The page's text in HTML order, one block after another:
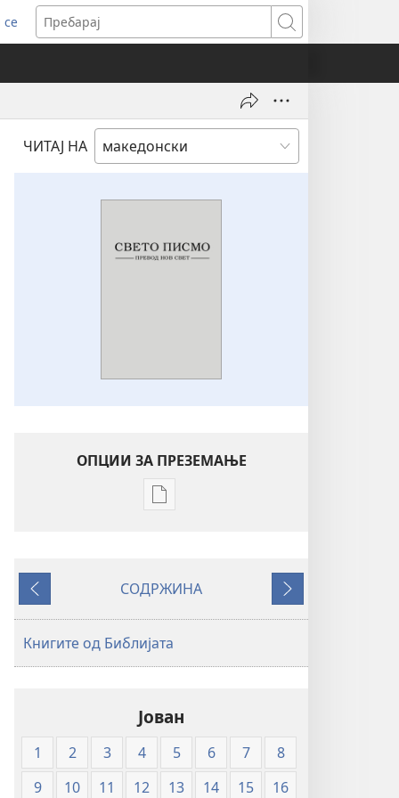
се
Пребарај
ЧИТАЈ НА
ОПЦИИ ЗА ПРЕЗЕМАЊЕ
Опции
публикациите
формат
—
превод
Нов
свет
Претходно
СОДРЖИНА
Следно
Книгите од Библијата
Јован
1 2 3 4 5 6 7
8
9
10 11 12 13 14 15
16